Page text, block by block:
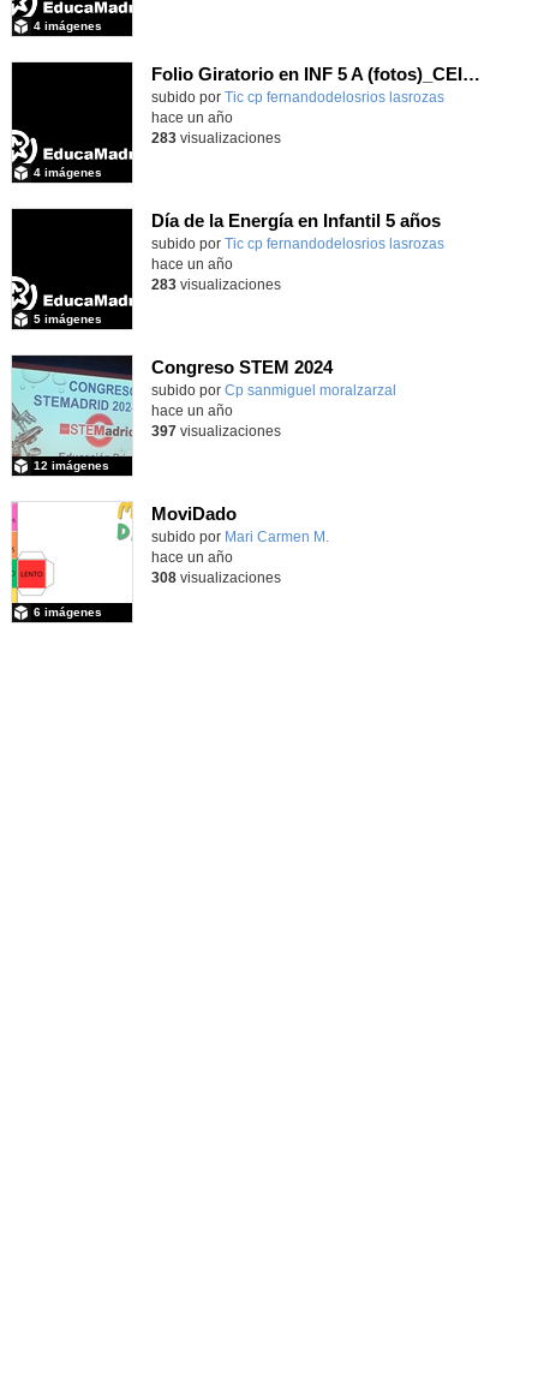
4 imágenes
Folio Giratorio en INF 5 A (fotos)_CEIP FDLR_Las Rozas
Contenido educativo.
subido por Tic cp fernandodelosrios lasrozas
4 imágenes
-
hace un año
283visualizaciones
Día de la Energía en Infantil 5 años
Contenido educativo.
subido por Tic cp fernandodelosrios lasrozas
5 imágenes
-
hace un año
283visualizaciones
Congreso STEM 2024
Contenido educativo.
subido por Cp sanmiguel moralzarzal
12 imágenes
hace un año
397visualizaciones
MoviDado
Contenido educativo.
subido por Mari Carmen M.
6 imágenes
hace un año
308visualizaciones